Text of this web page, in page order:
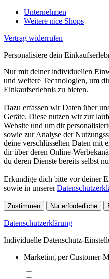
Unternehmen
Weitere nice Shops
Vertrag widerrufen
Personalisiere dein
Nur mit deiner individuellen
und weitere Technologien, um
Einkaufserlebnis zu bieten.
Dazu erfassen wir Daten über
Geräte. Diese nutzen wir zur
Website und um dir
sowie zur Analyse der
deine verschlüsselten Daten mit
dir über deren Online-
du deren Dienste bereits selbst
Erkundige dich bitte vor deiner
sowie in unserer
Zustimmen Nur erforderliche
Datenschutzerklärung
Individuelle Datenschutz-
Marketing per Customer-